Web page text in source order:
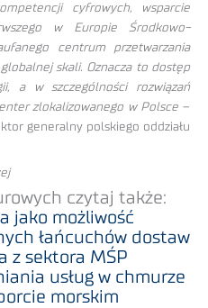
cyfrowych, wsparcie
w Europie Środkowo-
centrum przetwarzania
skali. Oznacza to dostęp
a w szczególności rozwiązań
zlokalizowanego w Polsce –
generalny polskiego oddziału
czytaj także:
jako możliwość
łańcuchów dostaw
z sektora MŚP
usług w chmurze
morskim